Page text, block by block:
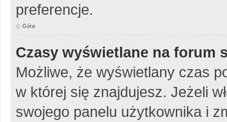
preferencje.
Góra
Czasy wyświetlane na forum
Możliwe, że wyświetlany czas
w której się znajdujesz. Jeżeli
swojego panelu użytkownika i